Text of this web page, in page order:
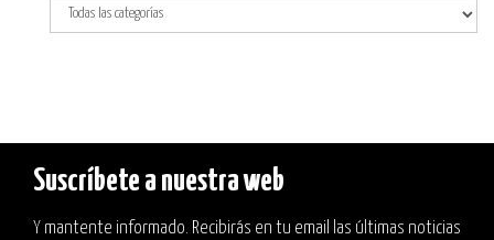
Suscríbete a nuestra web
Y mantente informado. Recibirás en tu email las últimas noticias